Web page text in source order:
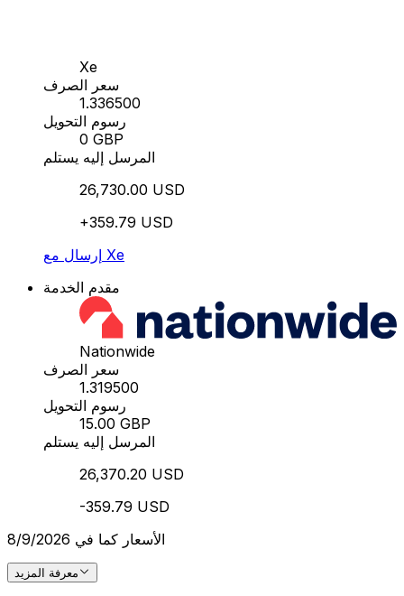
Xe
سعر الصرف
1.336500
رسوم التحويل
0 GBP
المرسل إليه يستلم
26,730.00 USD
+359.79 USD
إرسال مع Xe
مقدم الخدمة
Nationwide
سعر الصرف
1.319500
رسوم التحويل
15.00 GBP
المرسل إليه يستلم
26,370.20 USD
-359.79 USD
الأسعار كما في 8/9/2026
معرفة المزيد